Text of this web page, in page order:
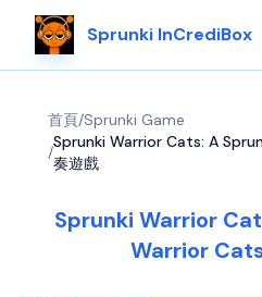
Sprunki InCrediBox
首頁/Sprunki Game
/
Sprunki Warrior Cats: A
奏遊戲
Sprunki Warrior
Warrior